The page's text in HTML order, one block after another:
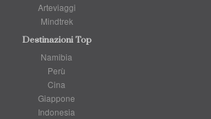
Arteviaggi
Mindtrek
Destinazioni Top
Namibia
Perù
Cina
Giappone
Indonesia